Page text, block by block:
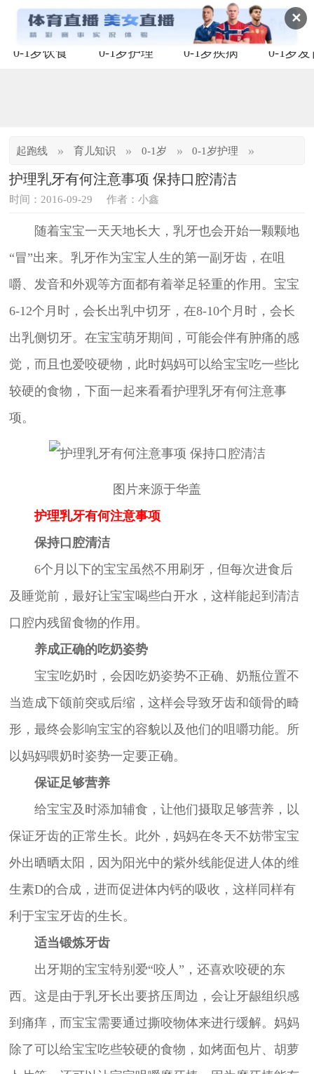
✕
0-1岁饮食 0-1岁护理 0-1岁疾病 0-1岁发
起跑线 » 育儿知识 » 0-1岁 » 0-1岁护理 »
护理乳牙有何注意事项 保持口腔清洁
时间：2016-09-29 作者：小鑫
随着宝宝一天天地长大，乳牙也会开始一颗颗地
“冒”出来。乳牙作为宝宝人生的第一副牙齿，在咀
嚼、发音和外观等方面都有着举足轻重的作用。宝宝
6-12个月时，会长出乳中切牙，在8-10个月时，会长
出乳侧切牙。在宝宝萌牙期间，可能会伴有肿痛的感
觉，而且也爱咬硬物，此时妈妈可以给宝宝吃一些比
较硬的食物，下面一起来看看护理乳牙有何注意事
项。
图片来源于华盖
护理乳牙有何注意事项
保持口腔清洁
6个月以下的宝宝虽然不用刷牙，但每次进食后
及睡觉前，最好让宝宝喝些白开水，这样能起到清洁
口腔内残留食物的作用。
养成正确的吃奶姿势
宝宝吃奶时，会因吃奶姿势不正确、奶瓶位置不
当造成下颌前突或后缩，这样会导致牙齿和颌骨的畸
形，最终会影响宝宝的容貌以及他们的咀嚼功能。所
以妈妈喂奶时姿势一定要正确。
保证足够营养
给宝宝及时添加辅食，让他们摄取足够营养，以
保证牙齿的正常生长。此外，妈妈在冬天不妨带宝宝
外出晒晒太阳，因为阳光中的紫外线能促进人体的维
生素D的合成，进而促进体内钙的吸收，这样同样有
利于宝宝牙齿的生长。
适当锻炼牙齿
出牙期的宝宝特别爱“咬人”，还喜欢咬硬的东
西。这是由于乳牙长出要挤压周边，会让牙龈组织感
到痛痒，而宝宝需要通过撕咬物体来进行缓解。妈妈
除了可以给宝宝吃些较硬的食物，如烤面包片、胡萝